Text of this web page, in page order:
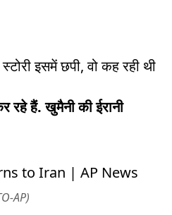
इसमें छपी, वो कह रही थी
रहे हैं. खुमैनी की ईरानी
AP)